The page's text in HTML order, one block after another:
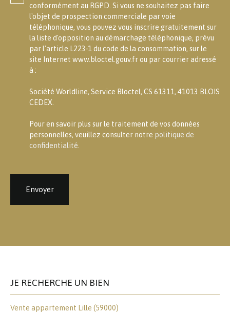
conformément au RGPD. Si vous ne souhaitez pas faire
l'objet de prospection commerciale par voie
téléphonique, vous pouvez vous inscrire gratuitement sur
la liste d'opposition au démarchage téléphonique, prévu
par l'article L223-1 du code de la consommation, sur le
site Internet www.bloctel.gouv.fr ou par courrier adressé
à :
Société Worldline, Service Bloctel, CS 61311, 41013 BLOIS
CEDEX.
Pour en savoir plus sur le traitement de vos données
personnelles, veuillez consulter notre politique de
confidentialité.
Envoyer
JE RECHERCHE UN BIEN
Vente appartement Lille (59000)